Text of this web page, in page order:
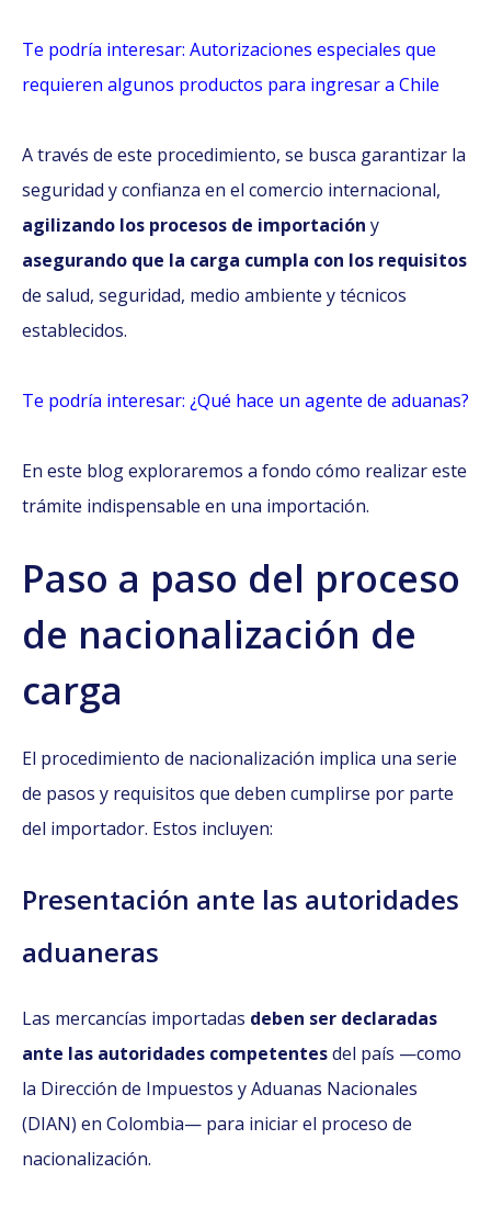
Te podría interesar: Autorizaciones especiales que
requieren algunos productos para ingresar a Chile
A través de este procedimiento, se busca garantizar la
seguridad y confianza en el comercio internacional,
agilizando los procesos de importación y
asegurando que la carga cumpla con los requisitos
de salud, seguridad, medio ambiente y técnicos
establecidos.
Te podría interesar: ¿Qué hace un agente de aduanas?
En este blog exploraremos a fondo cómo realizar este
trámite indispensable en una importación.
Paso a paso del proceso
de nacionalización de
carga
El procedimiento de nacionalización implica una serie
de pasos y requisitos que deben cumplirse por parte
del importador. Estos incluyen:
Presentación ante las autoridades
aduaneras
Las mercancías importadas deben ser declaradas
ante las autoridades competentesdel país —como
la Dirección de Impuestos y Aduanas Nacionales
(DIAN) en Colombia— para iniciar el proceso de
nacionalización.